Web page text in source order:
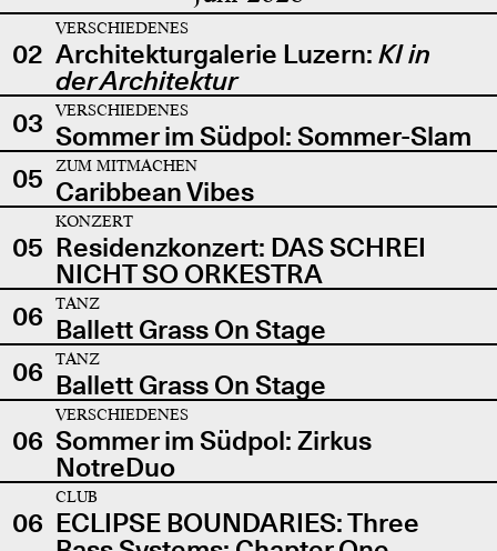
02
VERSCHIEDENES
Architekturgalerie Luzern: KI in
der Architektur
03
VERSCHIEDENES
Sommer im Südpol: Sommer-Slam
05
ZUM MITMACHEN
Caribbean Vibes
05
KONZERT
Residenzkonzert: DAS SCHREI
NICHT SO ORKESTRA
06
TANZ
Ballett Grass On Stage
06
TANZ
Ballett Grass On Stage
06
VERSCHIEDENES
Sommer im Südpol: Zirkus
NotreDuo
06
CLUB
ECLIPSE BOUNDARIES: Three